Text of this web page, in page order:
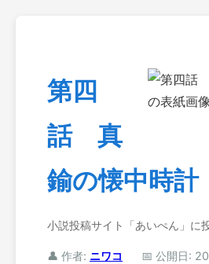
第四
話 真
鍮の懐中時計
小説投稿サイト「あいぺん」に
👤 作者: ニワコ
📅 公開日: